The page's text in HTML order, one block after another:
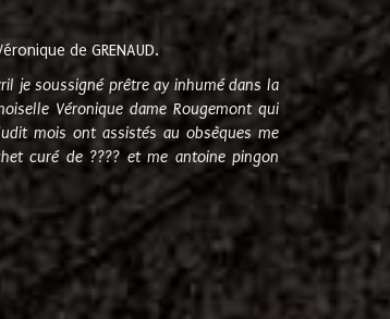
de GRENAUD.
je soussigné prêtre ay inhumé dans la
Véronique dame Rougemont qui
mois ont assistés au obsèques me
curé de ???? et me antoine pingon